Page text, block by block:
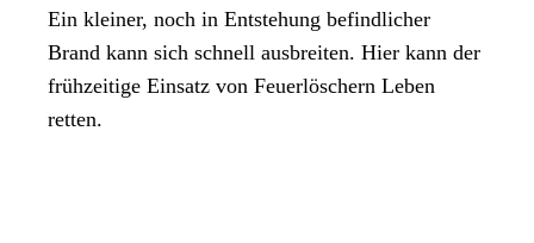
Ein kleiner, noch in Entstehung befindlicher
Brand kann sich schnell ausbreiten. Hier kann der
frühzeitige Einsatz von Feuerlöschern Leben
retten.